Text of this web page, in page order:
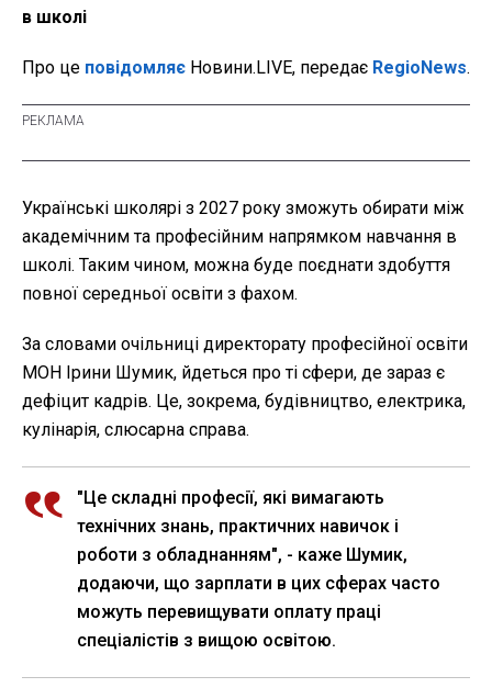
в школі
Про це повідомляє Новини.LIVE, передає RegioNews.
Українські школярі з 2027 року зможуть обирати між
академічним та професійним напрямком навчання в
школі. Таким чином, можна буде поєднати здобуття
повної середньої освіти з фахом.
За словами очільниці директорату професійної освіти
МОН Ірини Шумик, йдеться про ті сфери, де зараз є
дефіцит кадрів. Це, зокрема, будівництво, електрика,
кулінарія, слюсарна справа.
"Це складні професії, які вимагають
технічних знань, практичних навичок і
роботи з обладнанням", - каже Шумик,
додаючи, що зарплати в цих сферах часто
можуть перевищувати оплату праці
спеціалістів з вищою освітою.